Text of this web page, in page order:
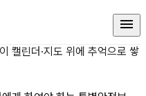
을 하는 근로
캘린더·지도 위에 추억으로 쌓